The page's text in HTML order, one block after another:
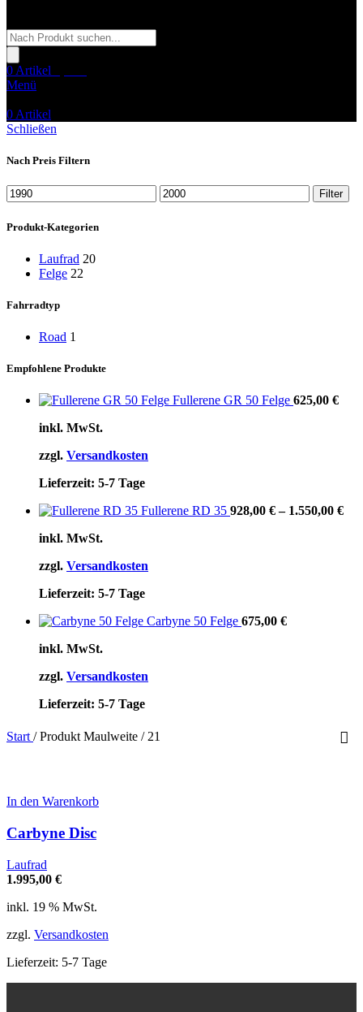
Products
search
0 Artikel
Menü
0 Artikel
Schließen
Nach Preis Filtern
Min.
Preis
Max.
Preis
Filter
Produkt-Kategorien
Laufrad 20
Felge 22
Fahrradtyp
Road 1
Empfohlene Produkte
Fullerene GR 50 Felge 625,00 €
inkl. MwSt.
zzgl. Versandkosten
Lieferzeit: 5-7 Tage
Fullerene RD 35 928,00 €– 1.550,00 €
inkl. MwSt.
zzgl. Versandkosten
Lieferzeit: 5-7 Tage
Carbyne 50 Felge 675,00 €
inkl. MwSt.
zzgl. Versandkosten
Lieferzeit: 5-7 Tage
Start / Produkt Maulweite / 21
In den Warenkorb
Carbyne Disc
Laufrad
1.995,00 €
inkl. 19 % MwSt.
zzgl. Versandkosten
Lieferzeit: 5-7 Tage